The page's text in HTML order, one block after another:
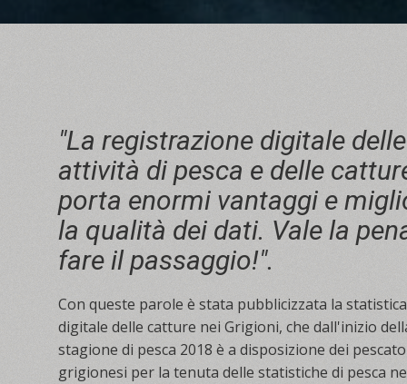
"La registrazione digitale delle
attività di pesca e delle
porta enormi vantaggi e
la qualità dei dati. Vale la
fare il passaggio!".
Con queste parole è stata pubblicizzata la statistica
digitale delle catture nei Grigioni, che dall'inizio
stagione di pesca 2018 è a disposizione dei
grigionesi per la tenuta delle statistiche di pesca